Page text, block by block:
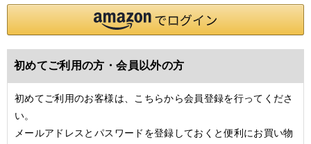
初めてご利用の方・会員以外の方
初めてご利用のお客様は、こちらから会員登録を行ってくださ
い。
メールアドレスとパスワードを登録しておくと便利にお買い物